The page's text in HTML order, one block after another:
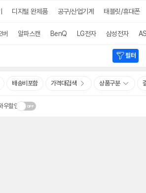
디지털 완제품 공구/산업기계 태블릿/휴대폰
버 알파스캔 BenQ LG전자 삼성전자
필터
배송비포함 가격대검색 상품구분
우할인